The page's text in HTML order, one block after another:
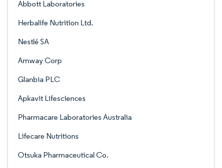
Abbott Laboratories
Herbalife Nutrition Ltd.
Nestlé SA
Amway Corp
Glanbia PLC
Apkavit Lifesciences
Pharmacare Laboratories Australia
Lifecare Nutritions
Otsuka Pharmaceutical Co.